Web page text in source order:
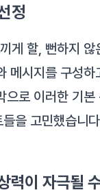
정
게 할, 뻔하지
메시지를 구성
로 이러한 기
을 고민했습니
력이 자극될